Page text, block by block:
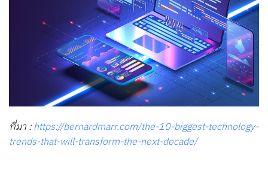
ที่มา :https://bernardmarr.com/the-10-biggest-technology-
trends-that-will-transform-the-next-decade/